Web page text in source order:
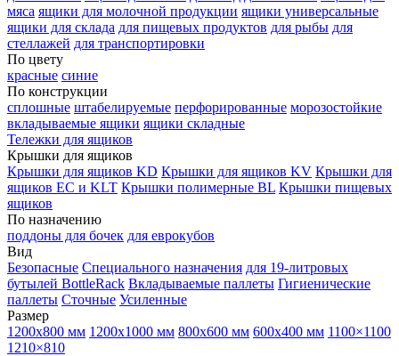
мяса ящики для молочной продукции ящики универсальные
ящики для склада для пищевых продуктов для рыбы для
стеллажей для транспортировки
По цвету
красные синие
По конструкции
сплошные штабелируемые перфорированные морозостойкие
вкладываемые ящики ящики складные
Тележки для ящиков
Крышки для ящиков
Крышки для ящиков KD Крышки для ящиков KV Крышки для
ящиков EC и KLT Крышки полимерные BL Крышки пищевых
ящиков
По назначению
поддоны для бочек для еврокубов
Вид
Безопасные Специального назначения для 19-литровых
бутылей BottleRack Вкладываемые паллеты Гигиенические
паллеты Сточные Усиленные
Размер
1200х800 мм 1200х1000 мм 800х600 мм 600х400 мм 1100×1100
1210×810